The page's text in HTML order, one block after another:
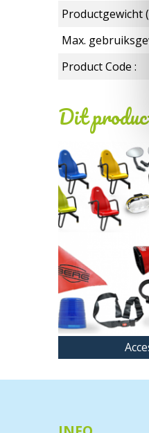
Productgewicht
Max.
Product Code :
Dit